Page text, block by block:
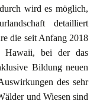
wird es möglich,
detailliert
die seit Anfang 2018
Hawaii, bei der das
Bildung neuen
des sehr
und Wiesen sind